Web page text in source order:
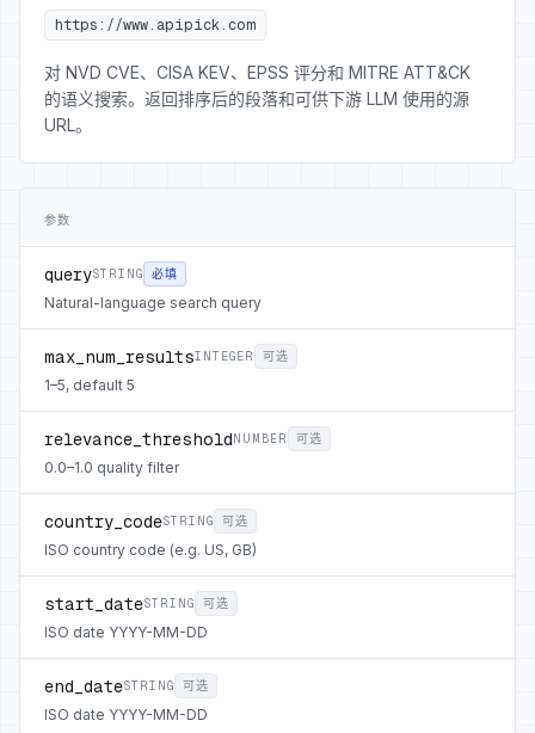
https://www.apipick.com
对 NVD CVE、CISA KEV、EPSS 评分和 MITRE ATT&CK
的语义搜索。返回排序后的段落和可供下游 LLM 使用的源
URL。
参数
querySTRING 必填
Natural-language search query
max_num_resultsINTEGER 可选
1–5, default 5
relevance_threshold NUMBER 可选
0.0–1.0 quality filter
country_codeSTRING 可选
ISO country code (e.g. US, GB)
start_dateSTRING 可选
ISO date YYYY-MM-DD
end_dateSTRING 可选
ISO date YYYY-MM-DD